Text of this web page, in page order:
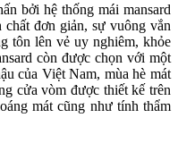
bởi hệ thống mái mansard
đơn giản, sự vuông vắn
tôn lên vẻ uy nghiêm, khỏe
còn được chọn với một
của Việt Nam, mùa hè mát
cửa vòm được thiết kế trên
mát cũng như tính thẩm